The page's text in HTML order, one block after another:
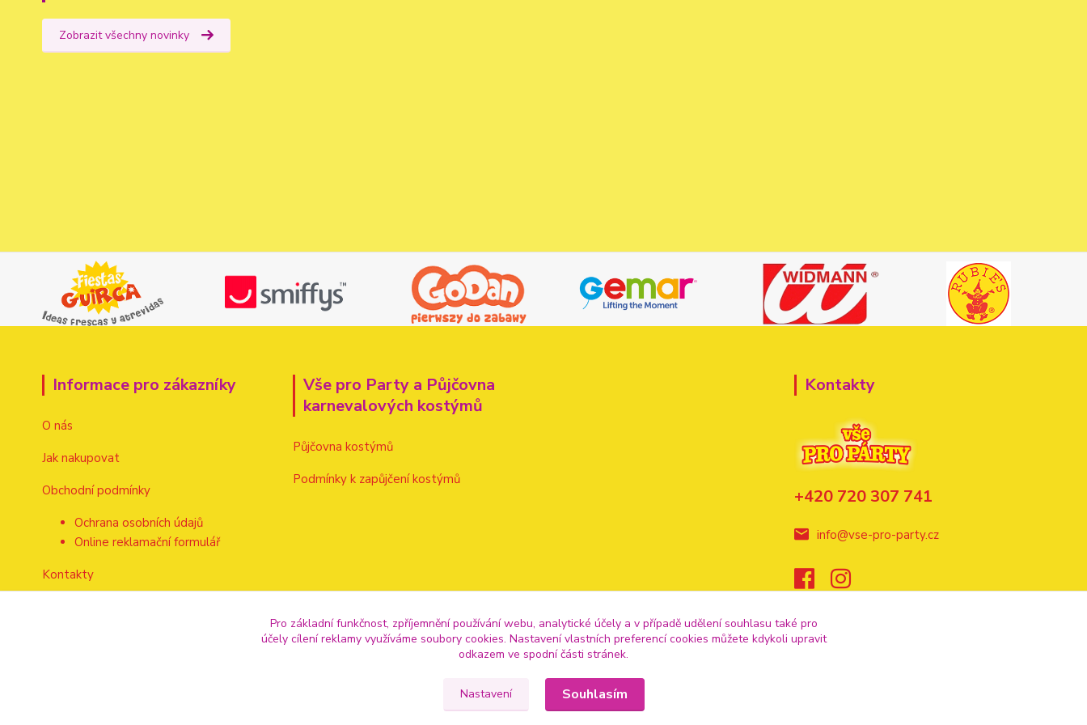
Zobrazit všechny novinky
Informace pro zákazníky
O nás
Jak nakupovat
Obchodní podmínky
Ochrana osobních údajů
Online reklamační formulář
Kontakty
Vše pro Party a Půjčovna
karnevalových kostýmů
Půjčovna kostýmů
Podmínky k zapůjčení kostýmů
Kontakty
+420 720 307 741
info@vse-pro-party.cz
Pro základní funkčnost, zpříjemnění používání webu, analytické účely a v případě udělení souhlasu také pro
účely cílení reklamy využíváme soubory cookies. Nastavení vlastních preferencí cookies můžete kdykoli upravit
odkazem ve spodní části stránek.
Nastavení Souhlasím